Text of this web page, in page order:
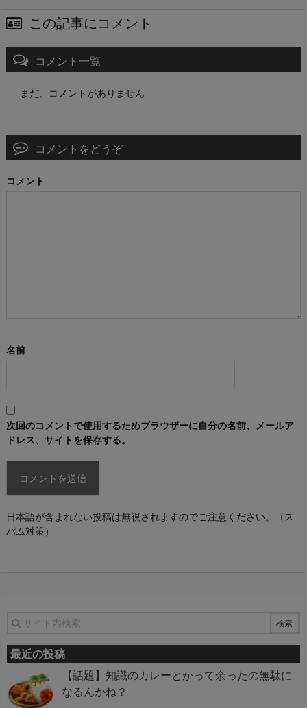
この記事にコメント
コメント一覧
まだ、コメントがありません
コメントをどうぞ
コメント
名前
次回のコメントで使用するためブラウザーに自分の名前、メールア
ドレス、サイトを保存する。
日本語が含まれない投稿は無視されますのでご注意ください。（ス
パム対策）
最近の投稿
【話題】知識のカレーとかって余ったの無駄に
なるんかね？